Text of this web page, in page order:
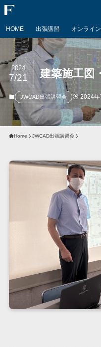
HOME 出張講習 オンライ
建築施工図
2024
7/21
JWCAD出張講習会 2024年
Home JWCAD出張講習会